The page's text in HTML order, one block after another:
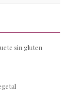
sin gluten